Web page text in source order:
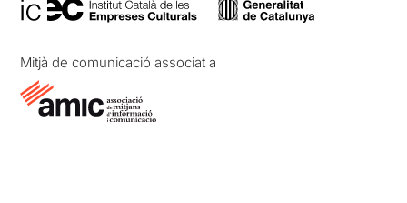
Mitjà de comunicació associat a